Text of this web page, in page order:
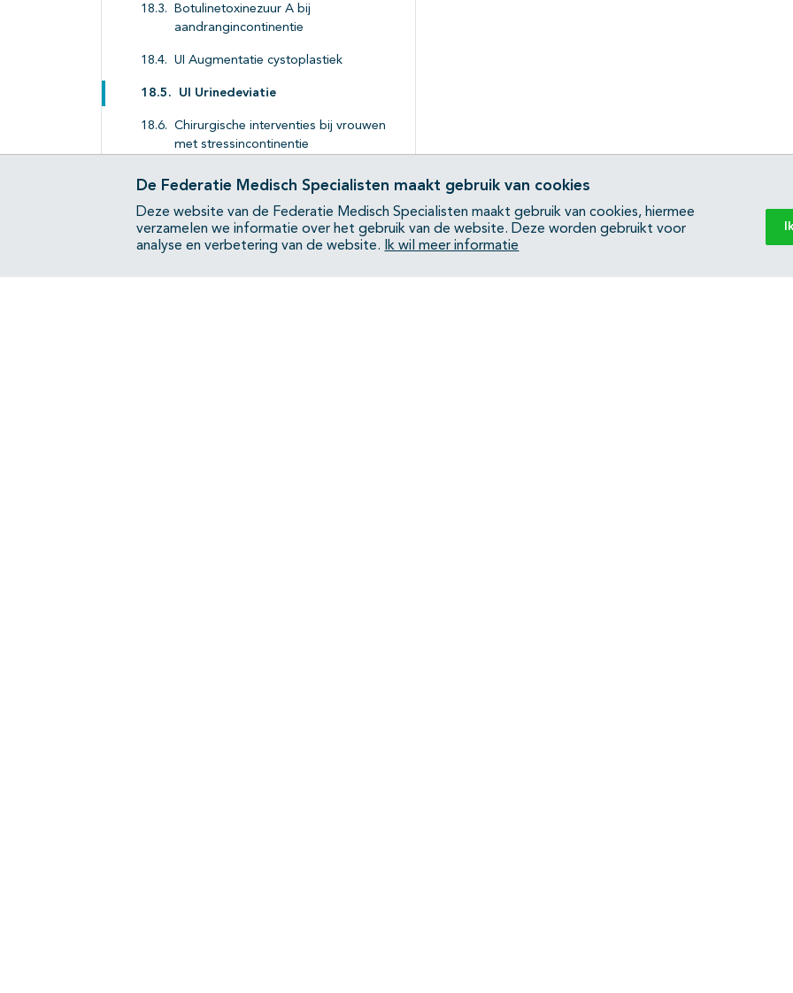
Botulinetoxinezuur A bij
aandrangincontinentie
UI Augmentatie cystoplastiek
UI Urinedeviatie
Chirurgische interventies bij vrouwen
met stressincontinentie
UI Competenties van chirurgen
UI Comorbiditeit
UI Urine-incontinentie en arbeid
De Federatie Medisch Specialisten maakt gebruik van cookies
Deze website van de Federatie Medisch Specialisten maakt gebruik van cookies, hiermee
verzamelen we informatie over het gebruik van de website. Deze worden gebruikt voor
analyse en verbetering van de website.
Ik wil meer informatie